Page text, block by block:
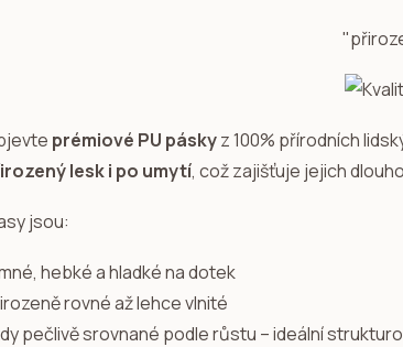
prémiové PU páskyz 100% přírodních
lesk i po umytí, což zajišťuje jejich
jsou:
hebké a hladké na dotek
rovné až lehce vlnité
pečlivě srovnané podle růstu – ideální